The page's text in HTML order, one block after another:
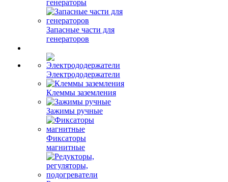
генераторы
Запасные части для
генераторов
Электрододержатели
Клеммы заземления
Зажимы ручные
Фиксаторы
магнитные